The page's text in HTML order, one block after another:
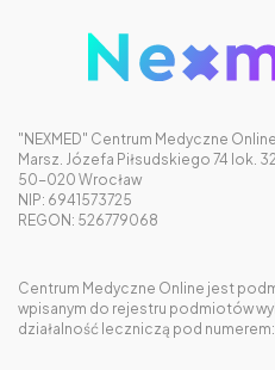
"NEXMED" Centrum Medyczne Online
Marsz. Józefa Piłsudskiego 74 lok.
50-020 Wrocław
NIP: 6941573725
REGON: 526779068
Centrum Medyczne Online jest
wpisanym do rejestru podmiotów
działalność leczniczą pod